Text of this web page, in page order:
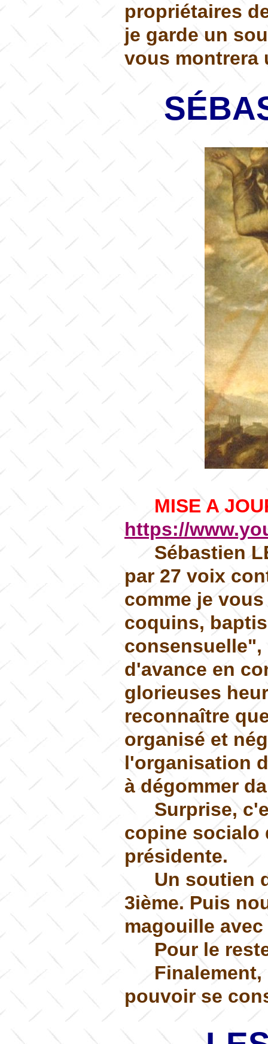
propriétaires
je garde un
vous montrera
MISE A
https://
Sébastien
par 27 voix
comme je
coquins,
d'avance en
glorieuses
reconnaître
organisé et
l'organisation
à dégommer
Surprise,
copine socialo
présidente.
Un soutien
3ième. Puis
magouille avec
Pour le
pouvoir se